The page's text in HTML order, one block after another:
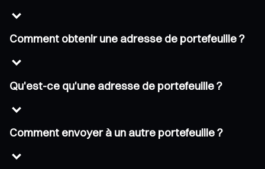
Comment obtenir une adresse de portefeuille ?
Qu'est-ce qu'une adresse de portefeuille ?
Comment envoyer à un autre portefeuille ?